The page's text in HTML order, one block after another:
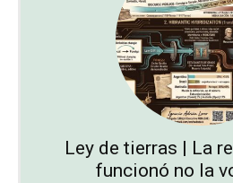
Ley de tierras | La
funcionó no la